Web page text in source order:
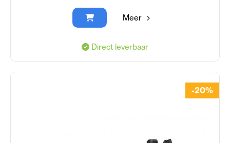
Meer
Direct leverbaar
-20%